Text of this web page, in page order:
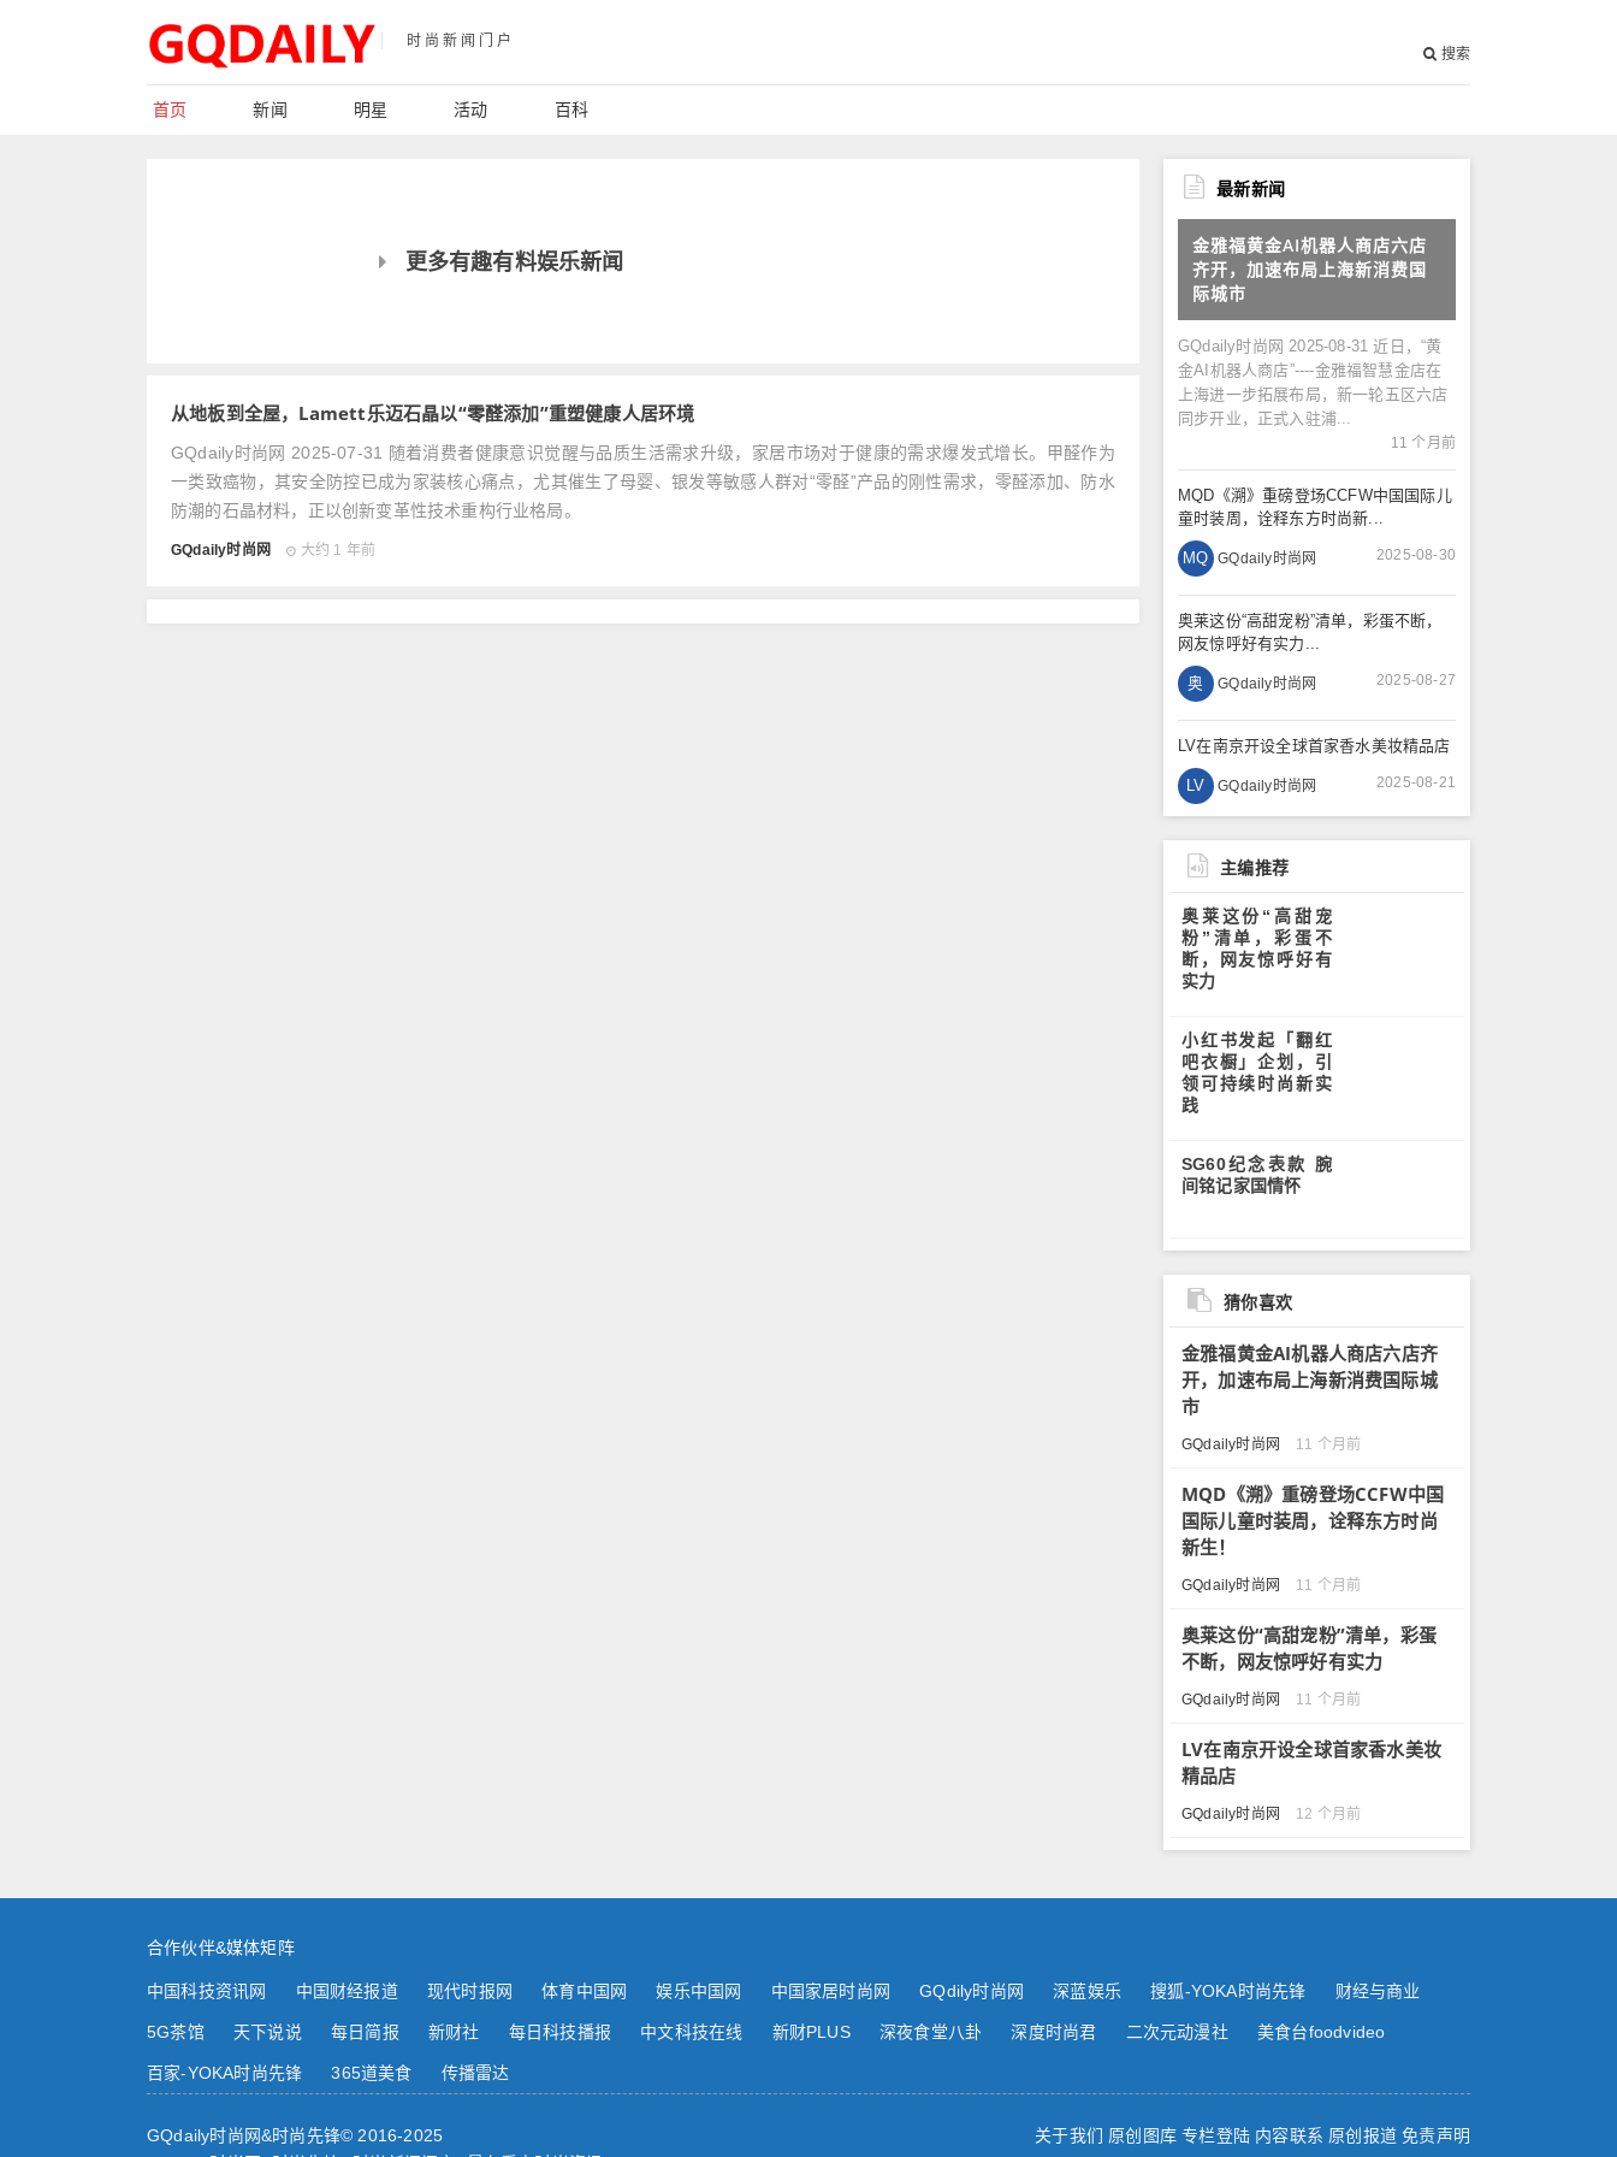
时尚新闻门户
搜索
首页 新闻 明星 活动 百科
更多有趣有料娱乐新闻
从地板到全屋，Lamett乐迈石晶以“零醛添加”重塑健康人居环境
GQdaily时尚网 2025-07-31 随着消费者健康意识觉醒与品质生活需求升级，家居市场对于健康的需求爆发式增长。甲醛作为
一类致癌物，其安全防控已成为家装核心痛点，尤其催生了母婴、银发等敏感人群对“零醛”产品的刚性需求，零醛添加、防水
防潮的石晶材料，正以创新变革性技术重构行业格局。
GQdaily时尚网 大约 1 年前
最新新闻
金雅福黄金AI机器人商店六店
齐开，加速布局上海新消费国
际城市
GQdaily时尚网 2025-08-31 近日，“黄
金AI机器人商店”----金雅福智慧金店在
上海进一步拓展布局，新一轮五区六店
同步开业，正式入驻浦...
11 个月前
MQD《溯》重磅登场CCFW中国国际儿
童时装周，诠释东方时尚新...
MQ GQdaily时尚网 2025-08-30
奥莱这份“高甜宠粉”清单，彩蛋不断，
网友惊呼好有实力...
奥 GQdaily时尚网 2025-08-27
LV在南京开设全球首家香水美妆精品店
LV GQdaily时尚网 2025-08-21
主编推荐
奥莱这份“高甜宠
粉”清单，彩蛋不
断，网友惊呼好有
实力
小红书发起「翻红
吧衣橱」企划，引
领可持续时尚新实
践
SG60纪念表款 腕
间铭记家国情怀
猜你喜欢
金雅福黄金AI机器人商店六店齐
开，加速布局上海新消费国际城
市
GQdaily时尚网 11 个月前
MQD《溯》重磅登场CCFW中国
国际儿童时装周，诠释东方时尚
新生！
GQdaily时尚网 11 个月前
奥莱这份“高甜宠粉”清单，彩蛋
不断，网友惊呼好有实力
GQdaily时尚网 11 个月前
LV在南京开设全球首家香水美妆
精品店
GQdaily时尚网 12 个月前
合作伙伴&媒体矩阵
中国科技资讯网 中国财经报道 现代时报网 体育中国网 娱乐中国网 中国家居时尚网 GQdily时尚网 深蓝娱乐 搜狐-YOKA时尚先锋 财经与商业
5G茶馆 天下说说 每日简报 新财社 每日科技播报 中文科技在线 新财PLUS 深夜食堂八卦 深度时尚君 二次元动漫社 美食台foodvideo
百家-YOKA时尚先锋 365道美食 传播雷达
GQdaily时尚网&时尚先锋© 2016-2025 关于我们 原创图库 专栏登陆 内容联系 原创报道 免责声明